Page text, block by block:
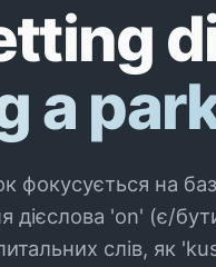
a
фокусується на
дієслова 'on' (є/
слів, як